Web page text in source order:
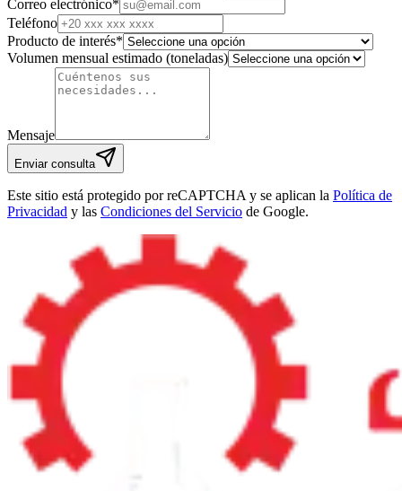
Correo electrónico*
Teléfono
Producto de interés*
Volumen mensual estimado (toneladas)
Mensaje
Enviar consulta
Este sitio está protegido por reCAPTCHA y se aplican la Política de
Privacidad y las Condiciones del Servicio de Google.